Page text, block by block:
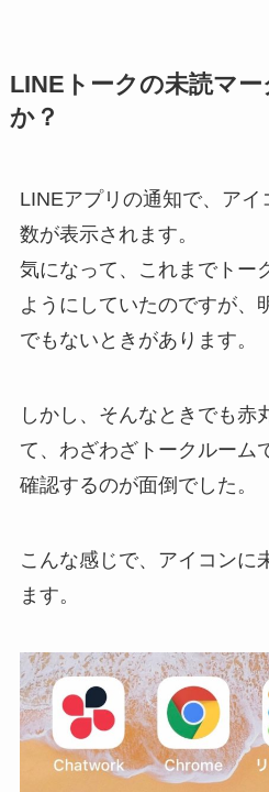
LINEトークの未読マ
か？
LINEアプリの通知で、ア
数が表示されます。
気になって、これまでトー
ようにしていたのですが、
でもないときがあります。
しかし、そんなときでも赤
て、わざわざトークルーム
確認するのが面倒でした。
こんな感じで、アイコンに
ます。